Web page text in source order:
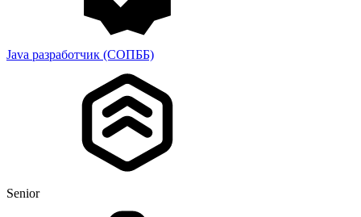
Java разработчик (СОПББ)
Senior